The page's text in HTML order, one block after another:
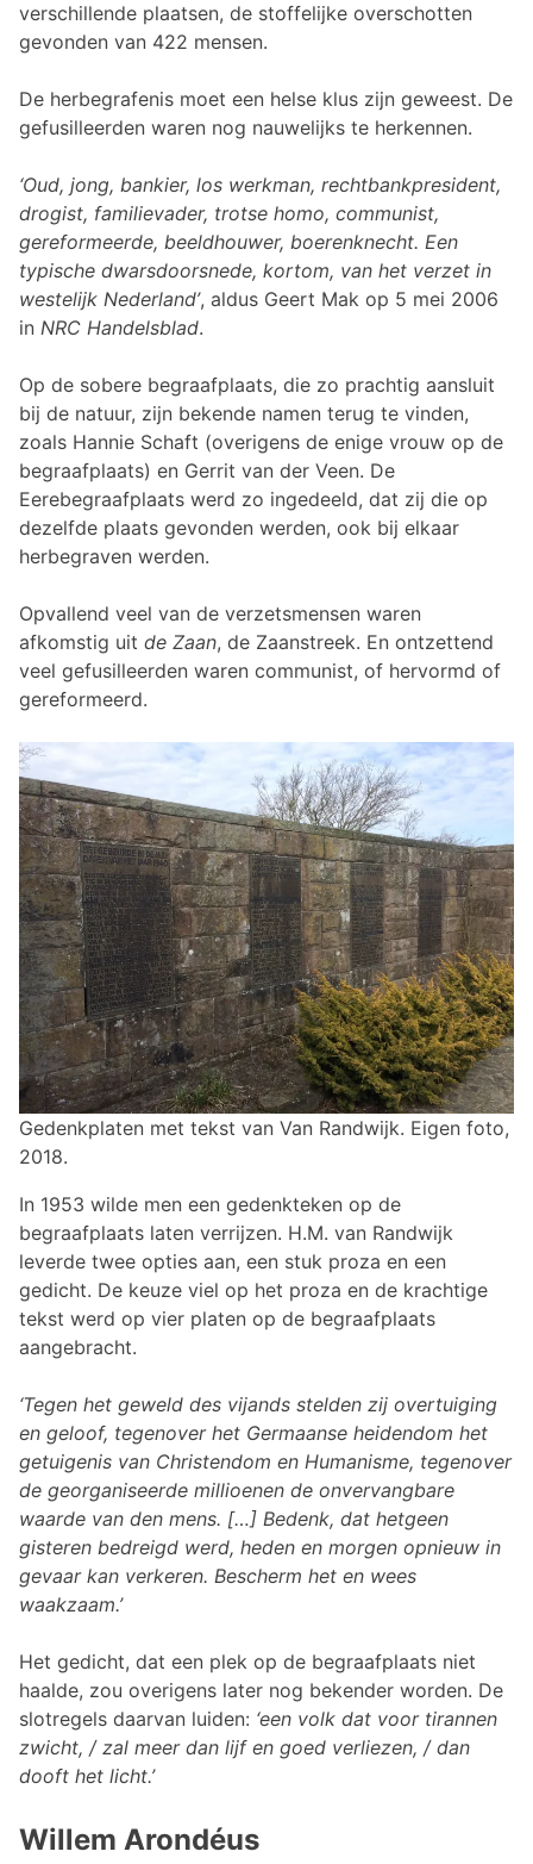
verschillende plaatsen, de stoffelijke overschotten
gevonden van 422 mensen.
De herbegrafenis moet een helse klus zijn geweest. De
gefusilleerden waren nog nauwelijks te herkennen.
‘Oud, jong, bankier, los werkman, rechtbankpresident,
drogist, familievader, trotse homo, communist,
gereformeerde, beeldhouwer, boerenknecht. Een
typische dwarsdoorsnede, kortom, van het verzet in
westelijk Nederland’, aldus Geert Mak op 5 mei 2006
in NRC Handelsblad.
Op de sobere begraafplaats, die zo prachtig aansluit
bij de natuur, zijn bekende namen terug te vinden,
zoals Hannie Schaft (overigens de enige vrouw op de
begraafplaats) en Gerrit van der Veen. De
Eerebegraafplaats werd zo ingedeeld, dat zij die op
dezelfde plaats gevonden werden, ook bij elkaar
herbegraven werden.
Opvallend veel van de verzetsmensen waren
afkomstig uit de Zaan, de Zaanstreek. En ontzettend
veel gefusilleerden waren communist, of hervormd of
gereformeerd.
Gedenkplaten met tekst van Van Randwijk. Eigen foto,
2018.
In 1953 wilde men een gedenkteken op de
begraafplaats laten verrijzen. H.M. van Randwijk
leverde twee opties aan, een stuk proza en een
gedicht. De keuze viel op het proza en de krachtige
tekst werd op vier platen op de begraafplaats
aangebracht.
‘Tegen het geweld des vijands stelden zij overtuiging
en geloof, tegenover het Germaanse heidendom het
getuigenis van Christendom en Humanisme, tegenover
de georganiseerde millioenen de onvervangbare
waarde van den mens. […] Bedenk, dat hetgeen
gisteren bedreigd werd, heden en morgen opnieuw in
gevaar kan verkeren. Bescherm het en wees
waakzaam.’
Het gedicht, dat een plek op de begraafplaats niet
haalde, zou overigens later nog bekender worden. De
slotregels daarvan luiden: ‘een volk dat voor tirannen
zwicht, / zal meer dan lijf en goed verliezen, / dan
dooft het licht.’
Willem Arondéus